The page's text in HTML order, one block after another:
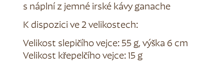
s náplní z jemné irské kávy ganache
K dispozici ve 2 velikostech:
Velikost slepičího vejce: 55 g, výška 6 cm
Velikost křepelčího vejce: 15 g